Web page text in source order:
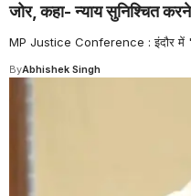
जोर, कहा- न्याय सुनिश्चित
MP Justice Conference : इंदौर में
ByAbhishek Singh